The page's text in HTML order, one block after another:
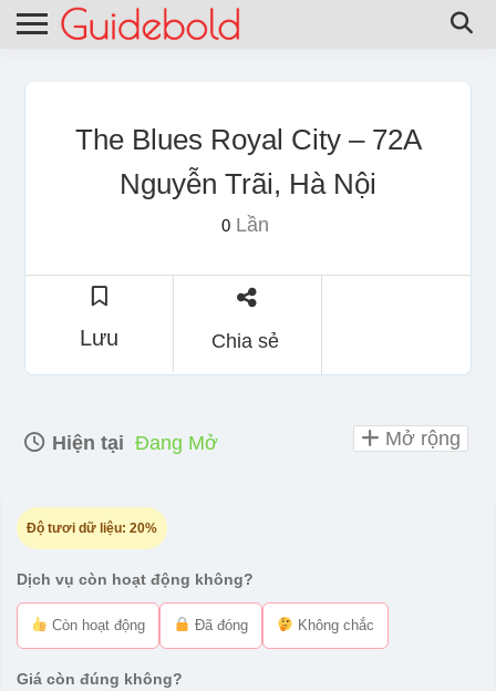
The Blues Royal City – 72A
Nguyễn Trãi, Hà Nội
0Lần
Lưu Chia sẻ
Hiện tại Đang Mở
Độ tươi dữ liệu: 20%
Dịch vụ còn hoạt động không?
Còn hoạt động Đã đóng Không chắc
Giá còn đúng không?
Mở rộng